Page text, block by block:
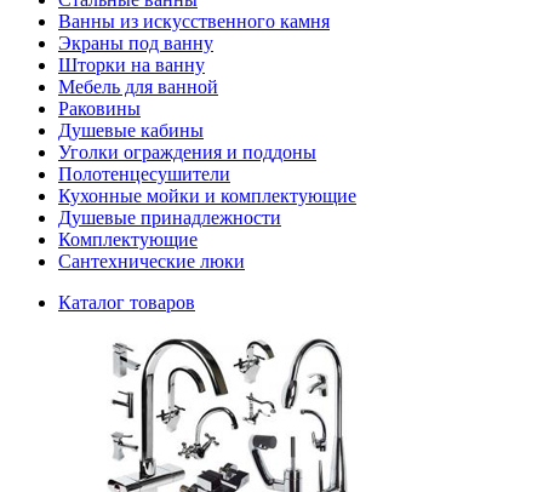
Ванны из искусственного камня
Экраны под ванну
Шторки на ванну
Мебель для ванной
Раковины
Душевые кабины
Уголки ограждения и поддоны
Полотенцесушители
Кухонные мойки и комплектующие
Душевые принадлежности
Комплектующие
Сантехнические люки
Каталог товаров